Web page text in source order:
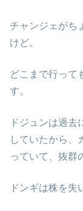
チャンジェがち
けど。
どこまで行って
す。
ドジュンは過去
していたから、
っていて、抜群
ドンギは株を失